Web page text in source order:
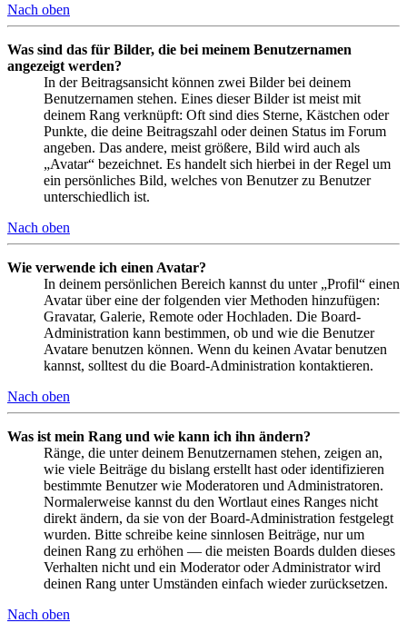
Nach oben
Was sind das für Bilder, die bei meinem Benutzernamen
angezeigt werden?
In der Beitragsansicht können zwei Bilder bei deinem
Benutzernamen stehen. Eines dieser Bilder ist meist mit
deinem Rang verknüpft: Oft sind dies Sterne, Kästchen oder
Punkte, die deine Beitragszahl oder deinen Status im Forum
angeben. Das andere, meist größere, Bild wird auch als
„Avatar“ bezeichnet. Es handelt sich hierbei in der Regel um
ein persönliches Bild, welches von Benutzer zu Benutzer
unterschiedlich ist.
Nach oben
Wie verwende ich einen Avatar?
In deinem persönlichen Bereich kannst du unter „Profil“ einen
Avatar über eine der folgenden vier Methoden hinzufügen:
Gravatar, Galerie, Remote oder Hochladen. Die Board-
Administration kann bestimmen, ob und wie die Benutzer
Avatare benutzen können. Wenn du keinen Avatar benutzen
kannst, solltest du die Board-Administration kontaktieren.
Nach oben
Was ist mein Rang und wie kann ich ihn ändern?
Ränge, die unter deinem Benutzernamen stehen, zeigen an,
wie viele Beiträge du bislang erstellt hast oder identifizieren
bestimmte Benutzer wie Moderatoren und Administratoren.
Normalerweise kannst du den Wortlaut eines Ranges nicht
direkt ändern, da sie von der Board-Administration festgelegt
wurden. Bitte schreibe keine sinnlosen Beiträge, nur um
deinen Rang zu erhöhen — die meisten Boards dulden dieses
Verhalten nicht und ein Moderator oder Administrator wird
deinen Rang unter Umständen einfach wieder zurücksetzen.
Nach oben